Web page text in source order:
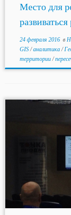
Место для
24 февраля 2016в
GIS/аналитика/
территории/